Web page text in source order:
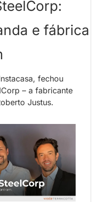
e fábrica
fechou
– a fabricante
Justus.